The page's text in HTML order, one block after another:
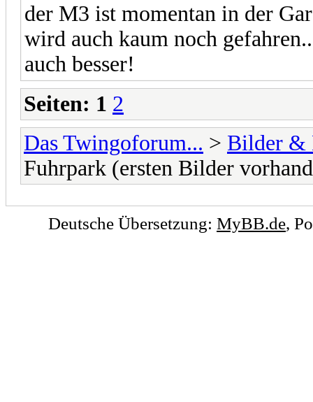
der M3 ist momentan in der
wird auch kaum noch
auch besser!
Seiten: 1 2
Das Twingoforum... > Bilder &
Fuhrpark (ersten Bilder
Deutsche Übersetzung: MyBB.de,